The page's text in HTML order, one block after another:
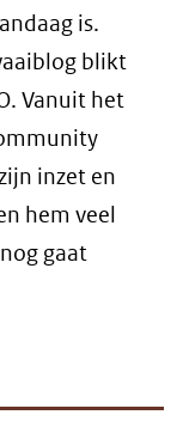
is.
blikt
Vanuit het
inzet en
hem veel
gaat